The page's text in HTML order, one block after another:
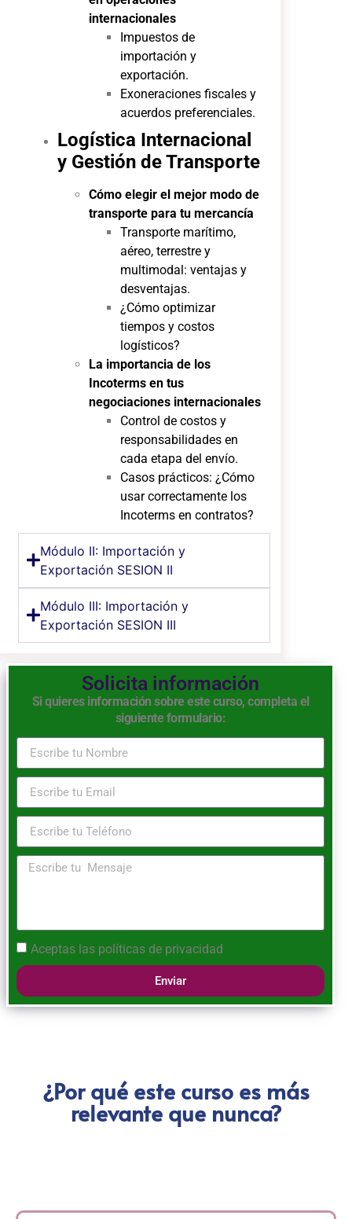
internacionales
Impuestos de
importación y
exportación.
Exoneraciones fiscales y
acuerdos preferenciales.
Logística Internacional
y Gestión de Transporte
Cómo elegir el mejor modo de
transporte para tu mercancía
Transporte marítimo,
aéreo, terrestre y
multimodal: ventajas y
desventajas.
¿Cómo optimizar
tiempos y costos
logísticos?
La importancia de los
Incoterms en tus
negociaciones internacionales
Control de costos y
responsabilidades en
cada etapa del envío.
Casos prácticos: ¿Cómo
usar correctamente los
Incoterms en contratos?
Módulo II: Importación y
Exportación SESION II
Módulo III: Importación y
Exportación SESION III
Solicita información
Si quieres información sobre este curso, completa el
siguiente formulario:
Aceptas las políticas de privacidad
Enviar
¿Por qué este curso es más
relevante que nunca?